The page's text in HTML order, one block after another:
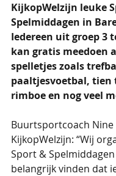
KijkopWelzijn leuke
Spelmiddagen in
Iedereen uit groep 3
kan gratis meedoen
spelletjes zoals
paaltjesvoetbal, tien
rimboe en nog veel
Buurtsportcoach Nine
KijkopWelzijn: “Wij
Sport &
belangrijk vinden dat